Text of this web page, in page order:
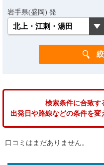
岩手県(盛岡) 発
検索条件に合致す
出発日や路線などの条件を変
口コミはまだありません。